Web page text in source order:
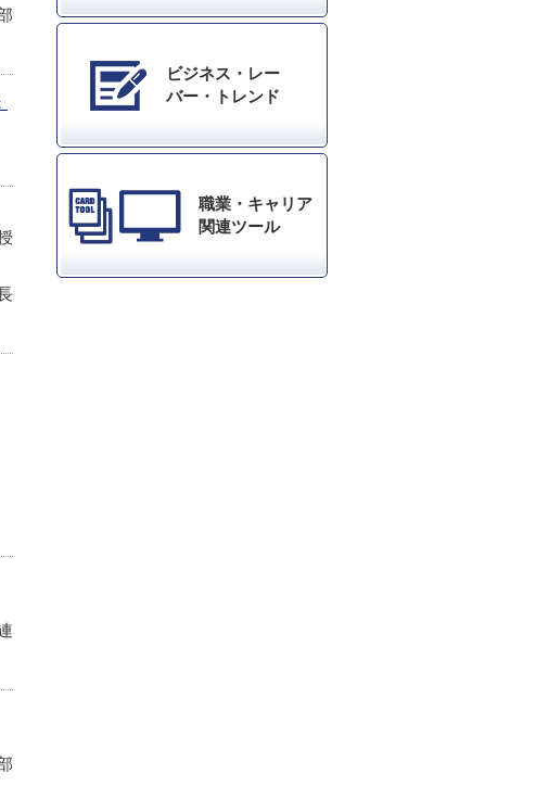
ビジネス・レー
バー・トレンド
職業・キャリア
関連ツール